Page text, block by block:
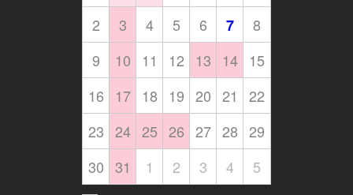
2
3 4 5 6 7
8
9
10 11 12 13 14
15
16
17 18 19 20 21
22
23 24 25 26 27 28 29
30 31 1 2 3 4 5